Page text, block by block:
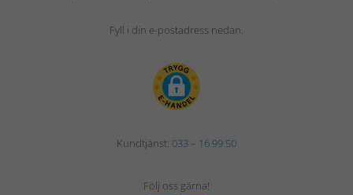
Fyll i din e-postadress nedan.
Kundtjänst: 033 – 16 99 50
Följ oss gärna!